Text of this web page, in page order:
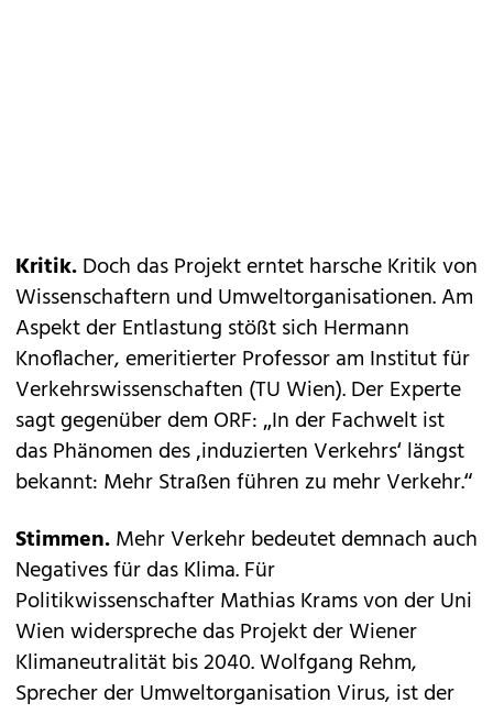
Kritik.Doch das Projekt erntet harsche Kritik von
Wissenschaftern und Umweltorganisationen. Am
Aspekt der Entlastung stößt sich Hermann
Knoflacher, emeritierter Professor am Institut für
Verkehrswissenschaften (TU Wien). Der Experte
sagt gegenüber dem ORF: „In der Fachwelt ist
das Phänomen des ‚induzierten Verkehrs‘ längst
bekannt: Mehr Straßen führen zu mehr Verkehr.“
Stimmen.Mehr Verkehr bedeutet demnach auch
Negatives für das Klima. Für
Politikwissenschafter Mathias Krams von der Uni
Wien widerspreche das Projekt der Wiener
Klimaneutralität bis 2040. Wolfgang Rehm,
Sprecher der Umweltorganisation ­Virus, ist der